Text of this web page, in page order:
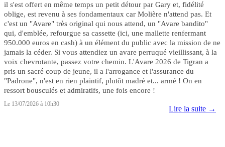
il s'est offert en même temps un petit détour par Gary et, fidélité
oblige, est revenu à ses fondamentaux car Molière n'attend pas. Et
c'est un "Avare" très original qui nous attend, un "Avare bandito"
qui, d'emblée, refourgue sa cassette (ici, une mallette renfermant
950.000 euros en cash) à un élément du public avec la mission de ne
jamais la céder. Si vous attendiez un avare perruqué vieillissant, à la
voix chevrotante, passez votre chemin. L'Avare 2026 de Tigran a
pris un sacré coup de jeune, il a l'arrogance et l'assurance du
"Padrone", n'est en rien plaintif, plutôt madré et... armé ! On en
ressort bousculés et admiratifs, une fois encore !
Le 13/07/2026 à 10h30
Lire la suite →